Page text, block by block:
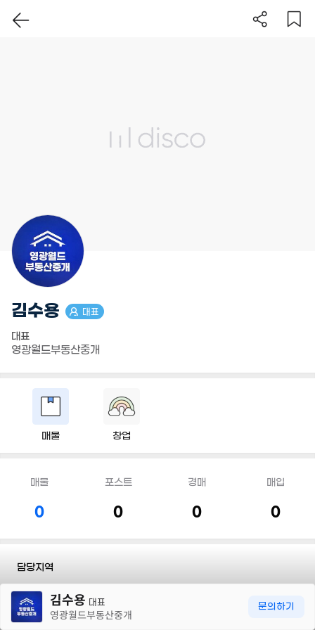
김수용 대표
대표
영광월드부동산중개
매물 창업
매물
0
포스트
0
경매
0
매입
0
담당지역
전화 김수용 대표
영광월드부동산중개
문의하기